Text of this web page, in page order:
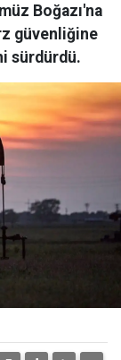
Boğazı'na
güvenliğine
sürdürdü.